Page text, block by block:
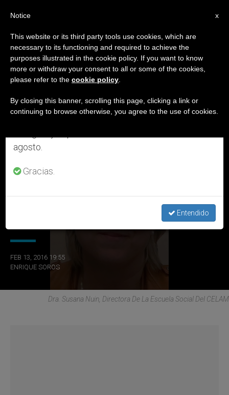
ETIQUETA
Posts Tagged ‘escuela
Social’
ÚLTIMAS NOTICIAS
La Escuela Social del CELAM ofrece nuevas propuestas
FEB 13, 2016 19:55
ENRIQUE SOROS
Dra. Susana Nuin, Directora De La Escuela Social Del CELAM
×
Aviso importante
Del 27 de julio al 7 de agosto haremos la pausa
anual, aprovechando que en el periodo de verano
se generan menos informaciones y también el
agosto.
Gracias.
Entendido
x
Notice
This website or its third party tools use cookies, which are
necessary to its functioning and required to achieve the
purposes illustrated in the cookie policy. If you want to know
more or withdraw your consent to all or some of the cookies,
please refer to the cookie policy
By closing this banner, scrolling this page, clicking a link or
continuing to browse otherwise, you agree to the use of cookies.